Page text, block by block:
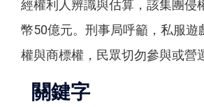
經權利人辨識與估算，該集團侵
幣50億元。刑事局呼籲，私服遊
權與商標權，民眾切勿參與或營
關鍵字